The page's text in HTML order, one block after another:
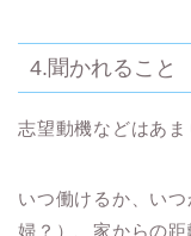
4.聞かれること
志望動機などはあま
いつ働けるか、い
婦？）、家からの距